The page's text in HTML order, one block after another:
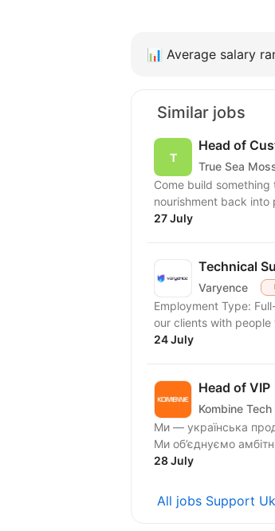
📊 Average salary
Similar jobs
Head of
True Sea
Come build something
nourishment back into
27 July
Technical
Varyence
Employment Type: Full-time
our clients with
24 July
Head of VIP
Kombine Tech
Ми — українська
Ми об’єднуємо
28 July
All jobs Support